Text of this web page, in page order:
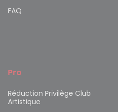
FAQ
Pro
Réduction Privilège Club
Artistique